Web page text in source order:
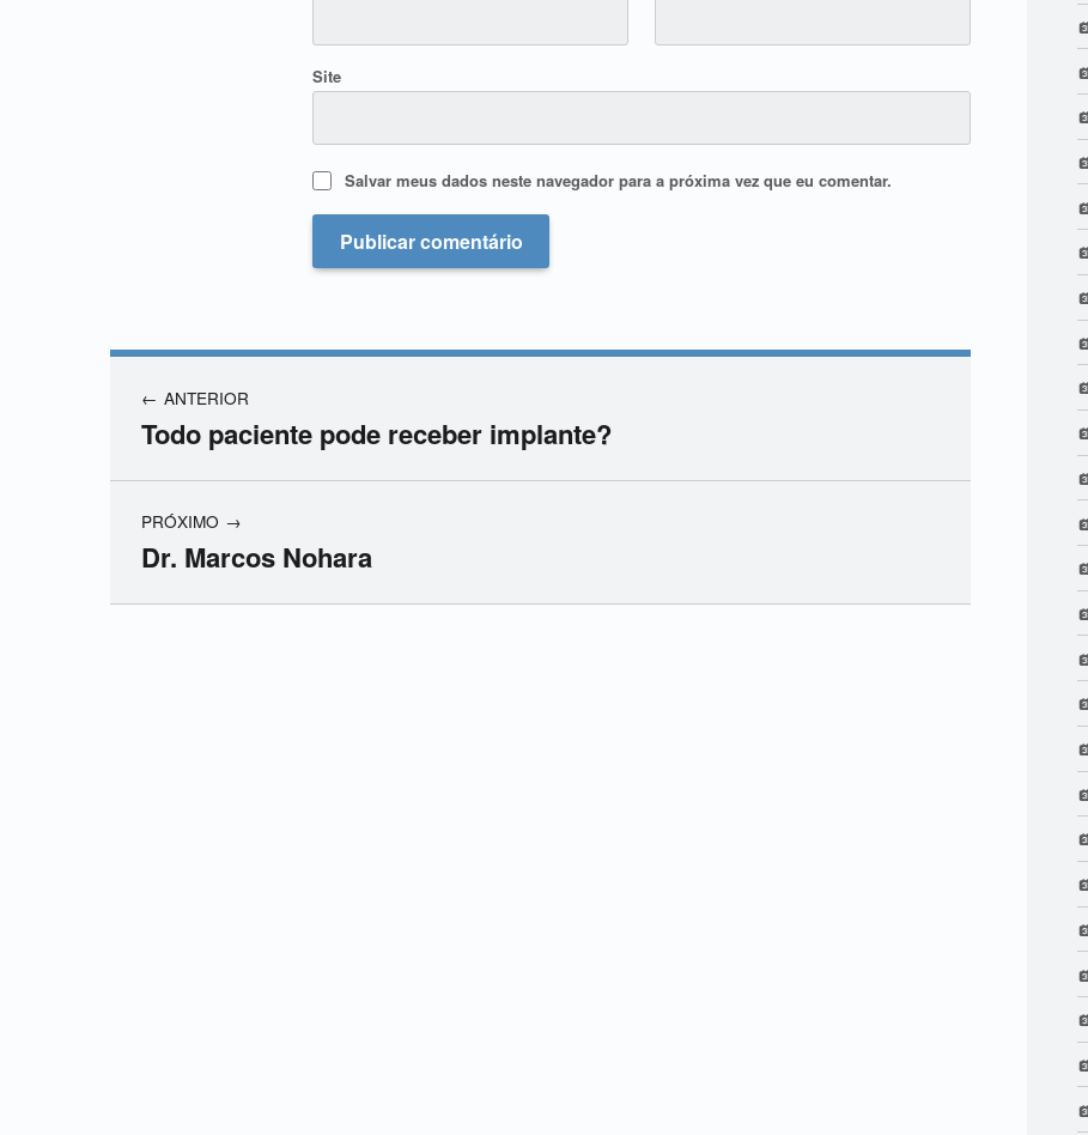
Site
Salvar meus dados neste navegador para a próxima vez que eu comentar.
ANTERIOR
Todo paciente pode receber implante?
PRÓXIMO
Dr. Marcos Nohara
Skip back to main navigation